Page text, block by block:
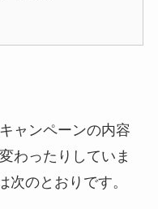
ャンペーンの内容
わったりしていま
次のとおりです。